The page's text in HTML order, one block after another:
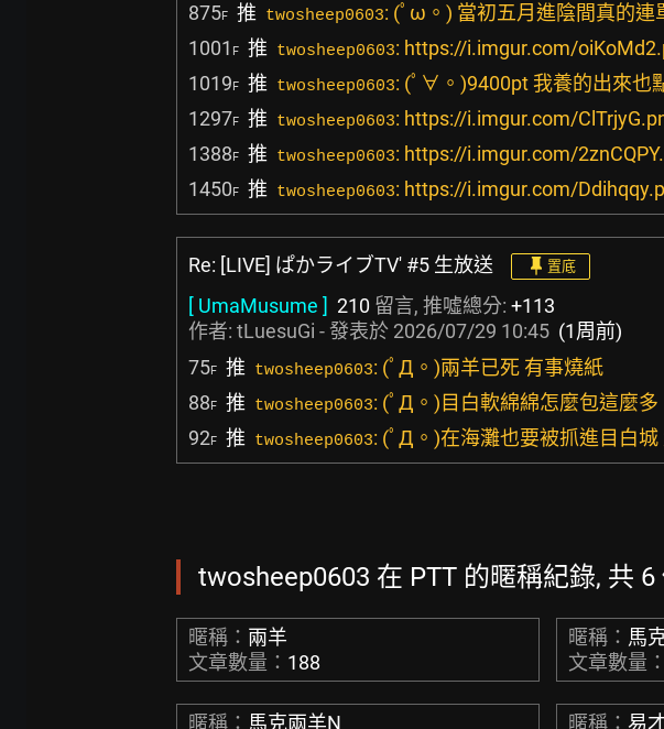
875F 推 twosheep0603: (ﾟω。) 當初五月進陰間真的連
1001 F 推 twosheep0603: https://i.imgur.com/
1019F 推 twosheep0603: (ﾟ∀。)9400pt 我養的出來也
1297F 推 twosheep0603: https://i.imgur.com/
1388F 推 twosheep0603: https://i.imgur.com/
1450F 推 twosheep0603: https://i.imgur.com/
Re: [LIVE] ぱかライブTV' #5 生放送 置底
[ UmaMusume ] 210 留言, 推噓總分: +113
作者: tLuesuGi - 發表於 2026/07/29 10:45 (1周前)
75F 推 twosheep0603: (ﾟД。)兩羊已死 有事燒紙
88F 推 twosheep0603: (ﾟД。)目白軟綿綿怎麼包這麼多
92F 推 twosheep0603: (ﾟД。)在海灘也要被抓進目白城
twosheep0603 在 PTT 的暱稱紀錄, 共 6
暱稱： 兩羊
文章數量： 188
暱稱： 馬
文章數量：
暱稱： 馬克兩羊N 暱稱： 易